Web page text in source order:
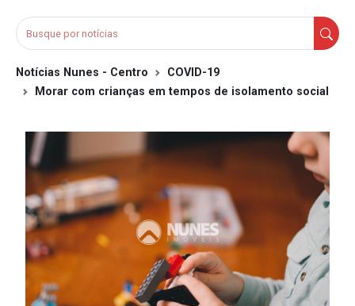
Notícias Nunes - Centro
COVID-19
Morar com crianças em tempos de isolamento social